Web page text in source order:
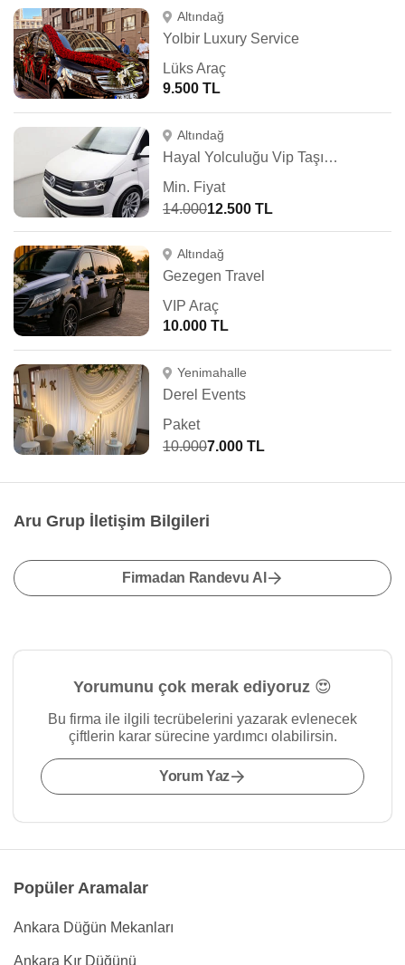
Altındağ
Yolbir Luxury Service
Lüks Araç
9.500 TL
Altındağ
Hayal Yolculuğu Vip Taşımacılık
Min. Fiyat
14.00012.500 TL
Altındağ
Gezegen Travel
VIP Araç
10.000 TL
Yenimahalle
Derel Events
Paket
10.0007.000 TL
Aru Grup İletişim Bilgileri
Firmadan Randevu Al
Yorumunu çok merak ediyoruz 😍
Bu firma ile ilgili tecrübelerini yazarak evlenecek
çiftlerin karar sürecine yardımcı olabilirsin.
Yorum Yaz
Popüler Aramalar
Ankara Düğün Mekanları
Ankara Kır Düğünü